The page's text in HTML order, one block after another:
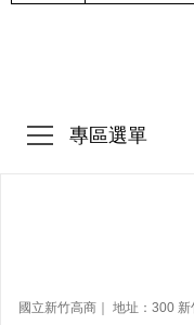
專區選單
國立新竹高商｜ 地址：300